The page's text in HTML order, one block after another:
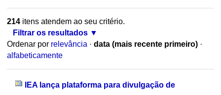
214itens atendem ao seu critério.
Filtrar os resultados
Ordenar por relevância · data (mais recente primeiro) ·
alfabeticamente
IEA lança plataforma para divulgação de